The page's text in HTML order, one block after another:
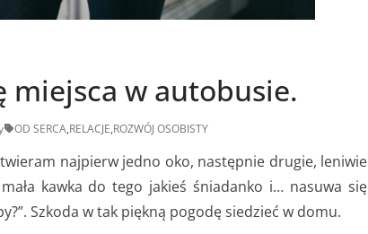
miejsca w autobusie.
OD SERCA,RELACJE,ROZWÓJ OSOBISTY
najpierw jedno oko, następnie drugie, leniwie
kawka do tego jakieś śniadanko i… nasuwa się
Szkoda w tak piękną pogodę siedzieć w domu.